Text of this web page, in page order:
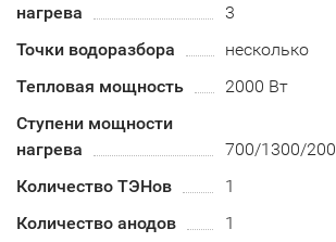
нагрева
3
Точки водоразбора
несколько
Тепловая мощность
2000 Вт
Ступени мощности
нагрева
700/1300/
Количество ТЭНов
1
Количество анодов
1